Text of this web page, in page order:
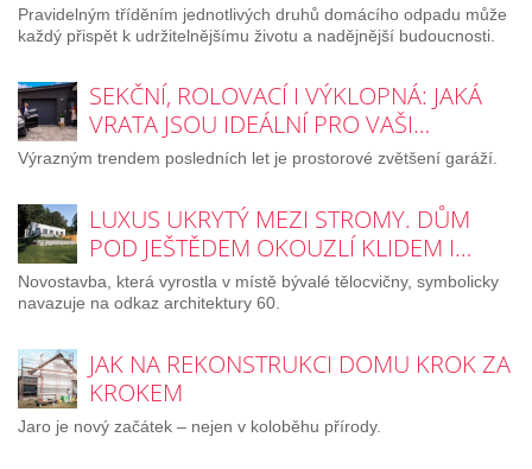
Pravidelným tříděním jednotlivých druhů domácího odpadu může
každý přispět k udržitelnějšímu životu a nadějnější budoucnosti.
SEKČNÍ, ROLOVACÍ I VÝKLOPNÁ: JAKÁ
VRATA JSOU IDEÁLNÍ PRO VAŠI…
Výrazným trendem posledních let je prostorové zvětšení garáží.
LUXUS UKRYTÝ MEZI STROMY. DŮM
POD JEŠTĚDEM OKOUZLÍ KLIDEM I…
Novostavba, která vyrostla v místě bývalé tělocvičny, symbolicky
navazuje na odkaz architektury 60.
JAK NA REKONSTRUKCI DOMU KROK ZA
KROKEM
Jaro je nový začátek – nejen v koloběhu přírody.